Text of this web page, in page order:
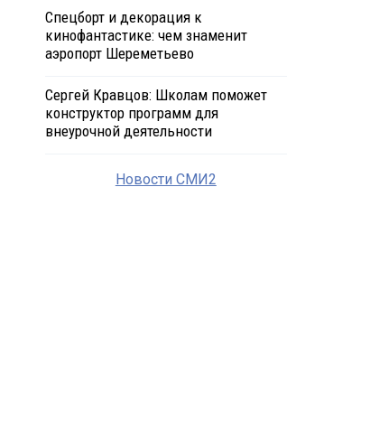
Спецборт и декорация к
кинофантастике: чем знаменит
аэропорт Шереметьево
Сергей Кравцов: Школам поможет
конструктор программ для
внеурочной деятельности
Новости СМИ2